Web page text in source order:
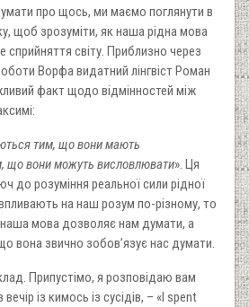
про щось, ми маємо поглянути в
щоб зрозуміти, як наша рідна мова
світу. Приблизно через
Ворфа видатний лінгвіст Роман
факт щодо відмінностей між
тим, що вони мають
що вони можуть висловлювати». Ця
до розуміння реальної сили рідної
на наш розум по-різному, то
мова дозволяє нам думати, а
вона звично зобов’язує нас думати.
Припустімо, я розповідаю вам
із кимось із сусідів, – «I spent